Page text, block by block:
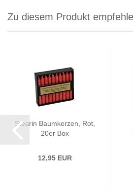
Zu diesem Produkt
Stearin Baumkerzen, Rot,
20er Box
12,95 EUR